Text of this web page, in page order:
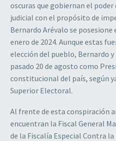
oscuras que gobiernan el
judicial con el propósito de
Bernardo Arévalo se posesione
enero de 2024. Aunque estas
elección del pueblo, Bernardo
pasado 20 de agosto como
constitucional del país, según
Superior Electoral.
Al frente de esta conspiración
encuentran la Fiscal General
de la Fiscalía Especial Contra